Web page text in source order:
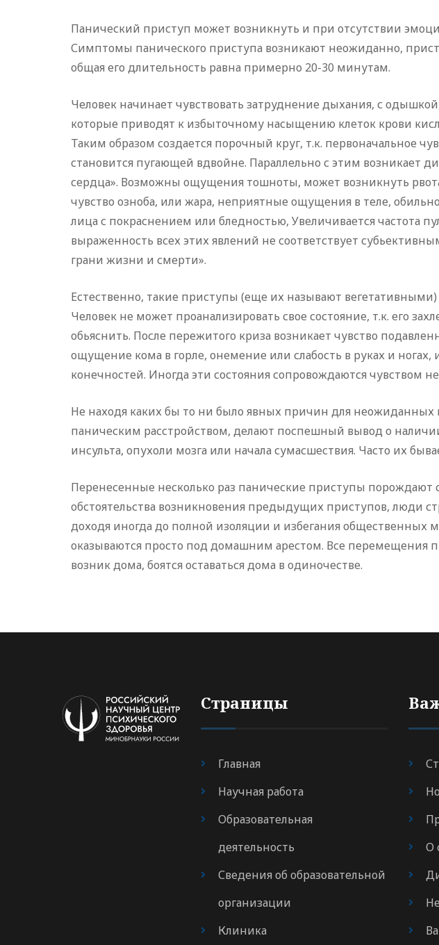
Панический приступ может возникнуть и при отсутствии
Симптомы панического приступа возникают неожиданно,
общая его длительность равна примерно 20-30 минутам.
Человек начинает чувствовать затруднение дыхания, с
которые приводят к избыточному насыщению клеток крови
Таким образом создается порочный круг, т.к. первоначальное
становится пугающей вдвойне. Параллельно с этим возникает
сердца». Возможны ощущения тошноты, может возникнуть
чувство озноба, или жара, неприятные ощущения в теле,
лица с покраснением или бледностью, Увеличивается частота
выраженность всех этих явлений не соответствует
грани жизни и смерти».
Естественно, такие приступы (еще их называют
Человек не может проанализировать свое состояние, т.к. его
обьяснить. После пережитого криза возникает чувство
ощущение кома в горле, онемение или слабость в руках и
конечностей. Иногда эти состояния сопровождаются чувством
Не находя каких бы то ни было явных причин для
паническим расстройством, делают поспешный вывод о
инсульта, опухоли мозга или начала сумасшествия. Часто их
Перенесенные несколько раз панические приступы порождают
обстоятельства возникновения предыдущих приступов, люди
доходя иногда до полной изоляции и избегания общественных
оказываются просто под домашним арестом. Все перемещения
возник дома, боятся оставаться дома в одиночестве.
Страницы
Главная
Научная работа
Образовательная
деятельность
Сведения об образовательной
организации
Клиника
О